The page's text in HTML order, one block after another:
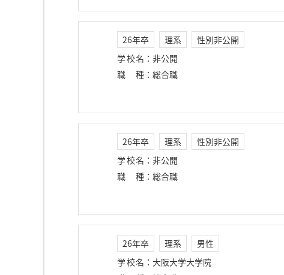
26年卒 理系
性別非公開
学校名 ： 非公開
職種 ： 総合職
26年卒 理系
性別非公開
学校名 ： 非公開
職種 ： 総合職
26年卒 理系
男性
学校名 ： 大阪大学大学院